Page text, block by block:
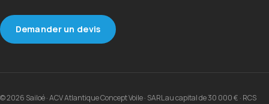
Demander un devis
© 2026 Sailoé · ACV Atlantique Concept Voile · SARL au capital de 30 000 € · RCS